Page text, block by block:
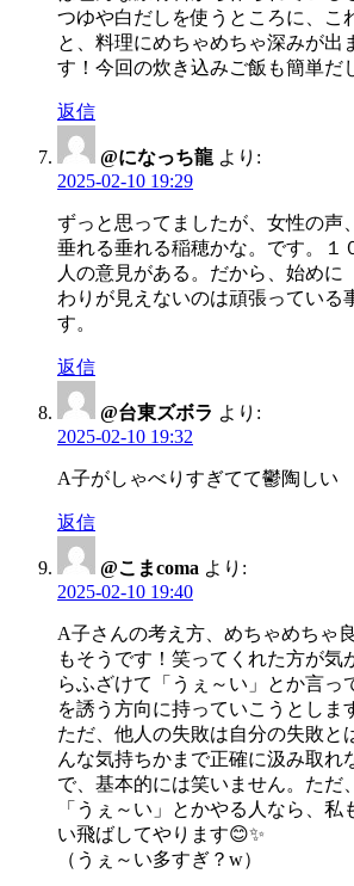
つゆや白だしを使うところに、こ
と、料理にめちゃめちゃ深みが出
す！今回の炊き込みご飯も簡単だ
返信
@になっち龍 より:
2025-02-10 19:29
ずっと思ってましたが、女性の声
垂れる垂れる稲穂かな。です。１
人の意見がある。だから、始めに
わりが見えないのは頑張っている
す。
返信
@台東ズボラ より:
2025-02-10 19:32
A子がしゃべりすぎてて鬱陶しい
返信
@こまcoma より:
2025-02-10 19:40
A子さんの考え方、めちゃめちゃ
もそうです！笑ってくれた方が気
らふざけて「うぇ～い」とか言っ
を誘う方向に持っていこうとしま
ただ、他人の失敗は自分の失敗と
んな気持ちかまで正確に汲み取れ
で、基本的には笑いません。ただ
「うぇ～い」とかやる人なら、
い飛ばしてやります😊✨
（うぇ～い多すぎ？w）